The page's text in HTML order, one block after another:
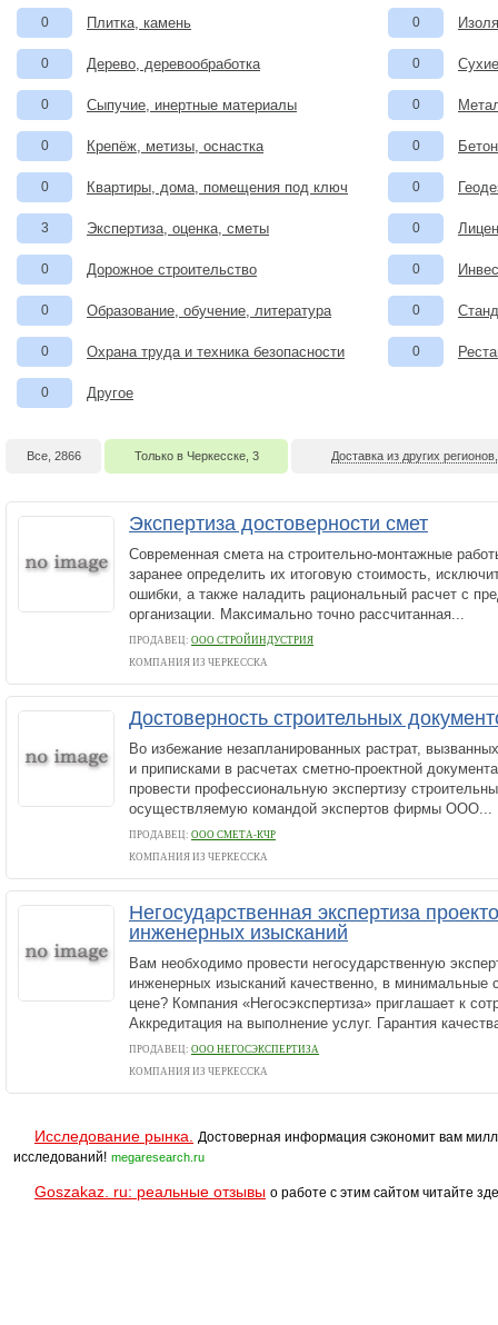
0 Плитка, камень 0
0 Дерево, деревообработка 0
0 Сыпучие, инертные материалы 0
0 Крепёж, метизы, оснастка 0
0 Квартиры, дома, помещения под ключ 0
3 Экспертиза, оценка, сметы 0
0 Дорожное строительство 0
0 Образование, обучение, литература 0
0 Охрана труда и техника безопасности 0
0 Другое
Все, 2866 Только в Черкесске, 3 Доставка из других
Экспертиза достоверности смет
Современная смета на строительно-монтажные
заранее определить их итоговую стоимость,
ошибки, а также наладить рациональный расчет с
организации. Максимально точно рассчитанная...
ПРОДАВЕЦ: ООО СТРОЙИНДУСТРИЯ
КОМПАНИЯ ИЗ ЧЕРКЕССКА
Достоверность строительных
Во избежание незапланированных растрат,
и приписками в расчетах сметно-проектной
провести профессиональную экспертизу
осуществляемую командой экспертов фирмы ООО...
ПРОДАВЕЦ: ООО СМЕТА-КЧР
КОМПАНИЯ ИЗ ЧЕРКЕССКА
Негосударственная экспертиза
инженерных изысканий
Вам необходимо провести негосударственную
инженерных изысканий качественно, в минимальные
цене? Компания «Негосэкспертиза» приглашает к
Аккредитация на выполнение услуг. Гарантия
ПРОДАВЕЦ: ООО НЕГОСЭКСПЕРТИЗА
КОМПАНИЯ ИЗ ЧЕРКЕССКА
Исследование рынка.
Достоверная информация сэкономит вам
исследований! megaresearch.ru
Goszakaz. ru: реальные отзывы о работе с этим сайтом читайте